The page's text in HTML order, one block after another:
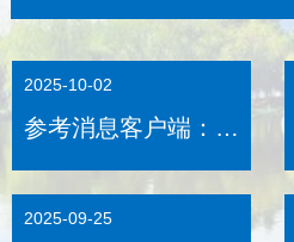
2025-10-02
参考消息客户端：乐
在“行走的课堂”中触
摸丝路文明
2025-09-25